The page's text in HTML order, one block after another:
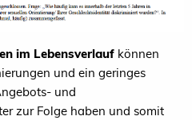
im Lebensverlauf können
und ein geringes
und
zur Folge haben und somit